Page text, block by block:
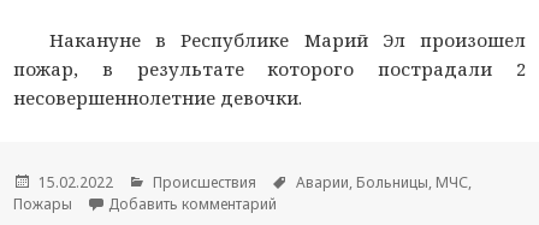
Накануне в Республике Марий Эл произошел
пожар, в результате которого пострадали 2
несовершеннолетние девочки.
Опубликовано
15.02.2022 Рубрики
Происшествия Метки
Аварии, Больницы, МЧС,
Пожары
Добавить комментарий